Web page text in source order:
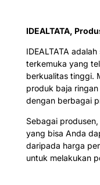
IDEALTATA,
IDEALTATA
terkemuka yang
berkualitas tinggi.
produk baja
dengan berbagai
Sebagai
yang bisa Anda
daripada harga
untuk melakukan